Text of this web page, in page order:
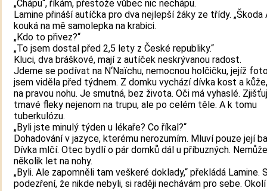
„Chápu“, říkám, přestože vůbec nic nechápu.
Lamine přináší autíčka pro dva nejlepší žáky ze třídy. „Škoda
kouká na mě samolepka na krabici.
„Kdo to přivez?“
„To jsem dostal před 2,5 lety z České republiky.“
Kluci, dva bráškové, mají z autíček neskrývanou radost.
Jdeme se podívat na N‘Naïchu, nemocnou holčičku, jejíž
jsem viděla před týdnem. Z domku vychází dívka kost a
na pravou nohu. Je smutná, bez života. Oči má vyhaslé.
tmavé fleky nejenom na trupu, ale po celém těle. A k tomu
tuberkulózu.
„Byli jste minulý týden u lékaře? Co říkal?“
Dohadování v jazyce, kterému nerozumím. Mluví pouze její
Dívka mlčí. Otec bydlí o pár domků dál u příbuzných.
několik let na nohy.
„Byli. Ale zapomněli tam veškeré doklady,“ překládá Lamine.
podezření, že nikde nebyli, si raději nechávám pro sebe.